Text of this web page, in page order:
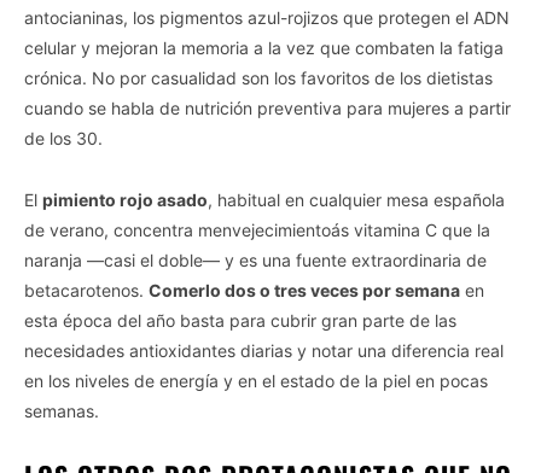
antocianinas, los pigmentos azul-rojizos que protegen el ADN
celular y mejoran la memoria a la vez que combaten la fatiga
crónica. No por casualidad son los favoritos de los dietistas
cuando se habla de nutrición preventiva para mujeres a partir
de los 30.
El pimiento rojo asado, habitual en cualquier mesa española
de verano, concentra menvejecimientoás vitamina C que la
naranja —casi el doble— y es una fuente extraordinaria de
betacarotenos. Comerlo dos o tres veces por semana en
esta época del año basta para cubrir gran parte de las
necesidades antioxidantes diarias y notar una diferencia real
en los niveles de energía y en el estado de la piel en pocas
semanas.